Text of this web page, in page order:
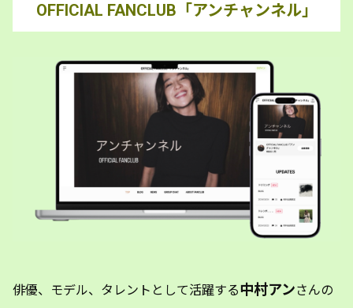
OFFICIAL FANCLUB「アンチャンネル」
俳優、モデル、タレントとして活躍する中村アンさんの